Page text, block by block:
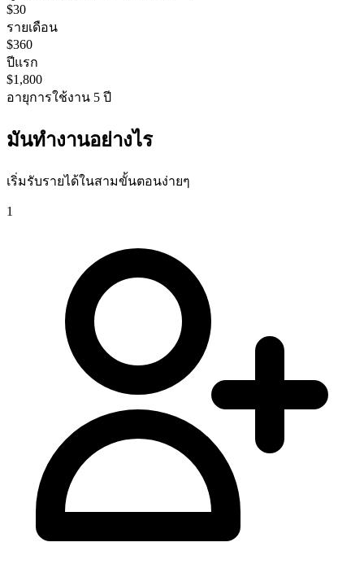
$30
รายเดือน
$360
ปีแรก
$1,800
อายุการใช้งาน 5 ปี
มันทำงานอย่างไร
เริ่มรับรายได้ในสามขั้นตอนง่ายๆ
1